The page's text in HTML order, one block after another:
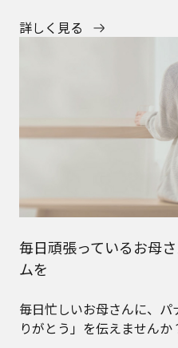
詳しく見る
毎日頑張っているお母
ムを
毎日忙しいお母さんに、
りがとう」を伝えませんか